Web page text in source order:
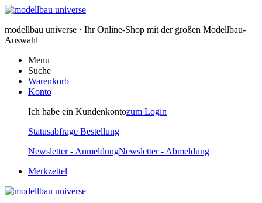
modellbau universe · Ihr Online-Shop mit der großen Modellbau-
Auswahl
Menu
Suche
Warenkorb
Konto
Ich habe ein Kundenkontozum Login
Statusabfrage Bestellung
Newsletter - AnmeldungNewsletter - Abmeldung
Merkzettel